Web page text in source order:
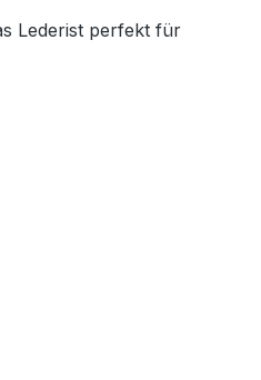
Lederist perfekt für